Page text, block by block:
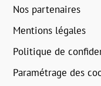
Nos partenaires
Mentions légales
Politique de
Paramétrage des